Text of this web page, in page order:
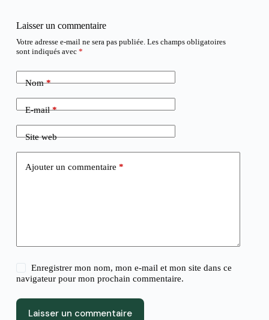
Laisser un commentaire
Votre adresse e-mail ne sera pas publiée. Les champs obligatoires
sont indiqués avec *
Nom*
E-mail*
Site web
Ajouter un commentaire *
Enregistrer mon nom, mon e-mail et mon site dans ce
navigateur pour mon prochain commentaire.
Laisser un commentaire